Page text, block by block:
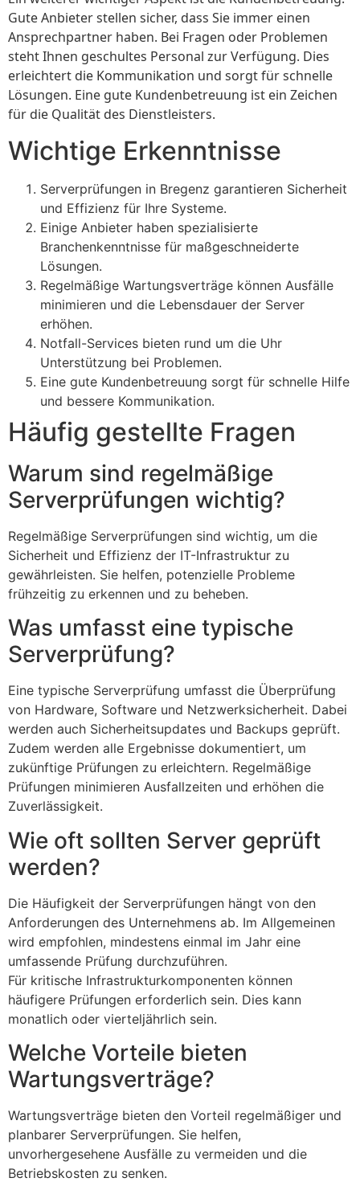
Gute Anbieter stellen sicher, dass Sie immer einen
Ansprechpartner haben. Bei Fragen oder Problemen
steht Ihnen geschultes Personal zur Verfügung. Dies
erleichtert die Kommunikation und sorgt für schnelle
Lösungen. Eine gute Kundenbetreuung ist ein Zeichen
für die Qualität des Dienstleisters.
Wichtige Erkenntnisse
Serverprüfungen in Bregenz garantieren Sicherheit
und Effizienz für Ihre Systeme.
Einige Anbieter haben spezialisierte
Branchenkenntnisse für maßgeschneiderte
Lösungen.
Regelmäßige Wartungsverträge können Ausfälle
minimieren und die Lebensdauer der Server
erhöhen.
Notfall-Services bieten rund um die Uhr
Unterstützung bei Problemen.
Eine gute Kundenbetreuung sorgt für schnelle Hilfe
und bessere Kommunikation.
Häufig gestellte Fragen
Warum sind regelmäßige
Serverprüfungen wichtig?
Regelmäßige Serverprüfungen sind wichtig, um die
Sicherheit und Effizienz der IT-Infrastruktur zu
gewährleisten. Sie helfen, potenzielle Probleme
frühzeitig zu erkennen und zu beheben.
Was umfasst eine typische
Serverprüfung?
Eine typische Serverprüfung umfasst die Überprüfung
von Hardware, Software und Netzwerksicherheit. Dabei
werden auch Sicherheitsupdates und Backups geprüft.
Zudem werden alle Ergebnisse dokumentiert, um
zukünftige Prüfungen zu erleichtern. Regelmäßige
Prüfungen minimieren Ausfallzeiten und erhöhen die
Zuverlässigkeit.
Wie oft sollten Server geprüft
werden?
Die Häufigkeit der Serverprüfungen hängt von den
Anforderungen des Unternehmens ab. Im Allgemeinen
wird empfohlen, mindestens einmal im Jahr eine
umfassende Prüfung durchzuführen.
Für kritische Infrastrukturkomponenten können
häufigere Prüfungen erforderlich sein. Dies kann
monatlich oder vierteljährlich sein.
Welche Vorteile bieten
Wartungsverträge?
Wartungsverträge bieten den Vorteil regelmäßiger und
planbarer Serverprüfungen. Sie helfen,
unvorhergesehene Ausfälle zu vermeiden und die
Betriebskosten zu senken.